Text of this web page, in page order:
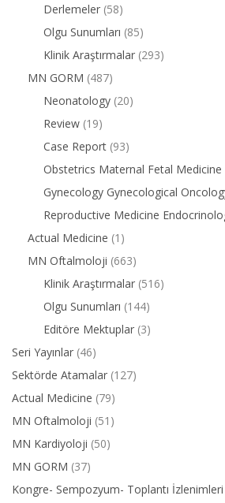
Derlemeler (58)
Olgu Sunumları (85)
Klinik Araştırmalar (293)
MN GORM (487)
Neonatology (20)
Review (19)
Case Report (93)
Obstetrics Maternal Fetal
Gynecology Gynecological
Reproductive Medicine
Actual Medicine (1)
MN Oftalmoloji (663)
Klinik Araştırmalar (516)
Olgu Sunumları (144)
Editöre Mektuplar (3)
Seri Yayınlar (46)
Sektörde Atamalar (127)
Actual Medicine (79)
MN Oftalmoloji (51)
MN Kardiyoloji (50)
MN GORM (37)
Kongre- Sempozyum- Toplantı İzlenimleri